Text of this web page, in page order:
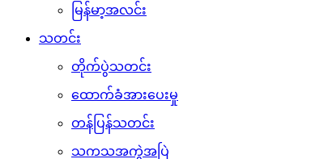
မြန်မာ့အလင်း
သတင်း
တိုက်ပွဲသတင်း
ထောက်ခံအားပေးမှု
တန်ပြန်သတင်း
သကသအကွဲအပြဲ